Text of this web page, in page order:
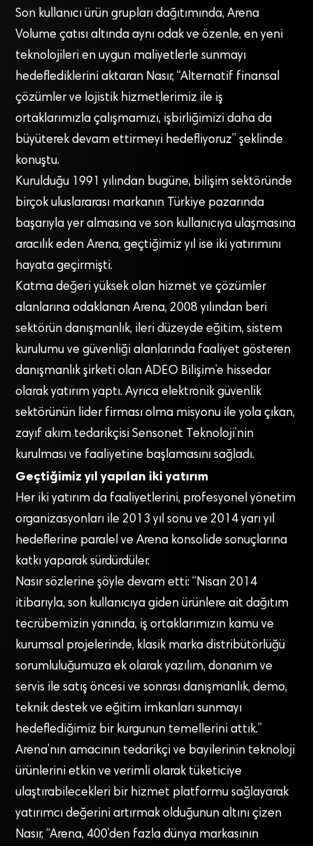
Son kullanıcı ürün grupları dağıtımında, Arena
Volume çatısı altında aynı odak ve özenle, en yeni
teknolojileri en uygun maliyetlerle sunmayı
hedeflediklerini aktaran Nasır, “Alternatif finansal
çözümler ve lojistik hizmetlerimiz ile iş
ortaklarımızla çalışmamızı, işbirliğimizi daha da
büyüterek devam ettirmeyi hedefliyoruz” şeklinde
konuştu.
Kurulduğu 1991 yılından bugüne, bilişim sektöründe
birçok uluslararası markanın Türkiye pazarında
başarıyla yer almasına ve son kullanıcıya ulaşmasına
aracılık eden Arena, geçtiğimiz yıl ise iki yatırımını
hayata geçirmişti.
Katma değeri yüksek olan hizmet ve çözümler
alanlarına odaklanan Arena, 2008 yılından beri
sektörün danışmanlık, ileri düzeyde eğitim, sistem
kurulumu ve güvenliği alanlarında faaliyet gösteren
danışmanlık şirketi olan ADEO Bilişim’e hissedar
olarak yatırım yaptı. Ayrıca elektronik güvenlik
sektörünün lider firması olma misyonu ile yola çıkan,
zayıf akım tedarikçisi Sensonet Teknoloji’nin
kurulması ve faaliyetine başlamasını sağladı.
Geçtiğimiz yıl yapılan iki yatırım
Her iki yatırım da faaliyetlerini, profesyonel yönetim
organizasyonları ile 2013 yıl sonu ve 2014 yarı yıl
hedeflerine paralel ve Arena konsolide sonuçlarına
katkı yaparak sürdürdüler.
Nasır sözlerine şöyle devam etti: “Nisan 2014
itibarıyla, son kullanıcıya giden ürünlere ait dağıtım
tecrübemizin yanında, iş ortaklarımızın kamu ve
kurumsal projelerinde, klasik marka distribütörlüğü
sorumluluğumuza ek olarak yazılım, donanım ve
servis ile satış öncesi ve sonrası danışmanlık, demo,
teknik destek ve eğitim imkanları sunmayı
hedeflediğimiz bir kurgunun temellerini attık.”
Arena’nın amacının tedarikçi ve bayilerinin teknoloji
ürünlerini etkin ve verimli olarak tüketiciye
ulaştırabilecekleri bir hizmet platformu sağlayarak
yatırımcı değerini artırmak olduğunun altını çizen
Nasır, “Arena, 400’den fazla dünya markasının